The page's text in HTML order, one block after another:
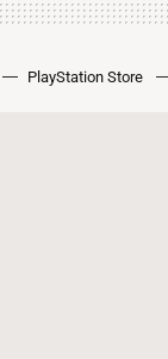
PlayStation Store